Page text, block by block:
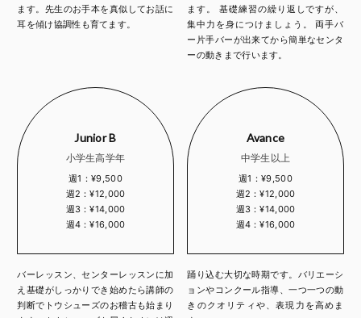
ます。先生のお手本を真似してお話に
耳を傾け協調性も育てます。
ます。 基礎練習の繰り返しですが、
集中力を身につけましょう。 両手バ
ー片手バーが出来てから簡単なセンタ
ーの動きまで行います。
Junior B
小学生高学年
週1：¥9,500
週2：¥12,000
週3：¥14,000
週4：¥16,000
バーレッスン、センターレッスンに加
え基礎がしっかりでき始めたら講師の
判断でトウシューズのお稽古も始まり
Avance
中学生以上
週1：¥9,500
週2：¥12,000
週3：¥14,000
週4：¥16,000
踊り込む大切な時期です。バリエーシ
ョンやコンクール指導、一つ一つの動
きのクオリティや、表現力を高めま